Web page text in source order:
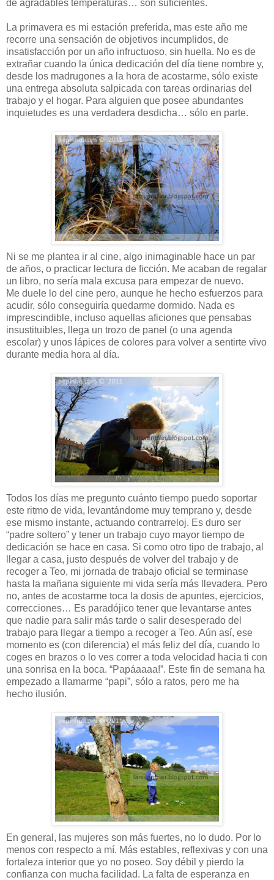
de agradables temperaturas… son suficientes.
La primavera es mi estación preferida, mas este año me
recorre una sensación de objetivos incumplidos, de
insatisfacción por un año infructuoso, sin huella. No es de
extrañar cuando la única dedicación del día tiene nombre y,
desde los madrugones a la hora de acostarme, sólo existe
una entrega absoluta salpicada con tareas ordinarias del
trabajo y el hogar. Para alguien que posee abundantes
inquietudes es una verdadera desdicha… sólo en parte.
Ni se me plantea ir al cine, algo inimaginable hace un par
de años, o practicar lectura de ficción. Me acaban de regalar
un libro, no sería mala excusa para empezar de nuevo.
Me duele lo del cine pero, aunque he hecho esfuerzos para
acudir, sólo conseguiría quedarme dormido. Nada es
imprescindible, incluso aquellas aficiones que pensabas
insustituibles, llega un trozo de panel (o una agenda
escolar) y unos lápices de colores para volver a sentirte vivo
durante media hora al día.
Todos los días me pregunto cuánto tiempo puedo soportar
este ritmo de vida, levantándome muy temprano y, desde
ese mismo instante, actuando contrarreloj. Es duro ser
“padre soltero” y tener un trabajo cuyo mayor tiempo de
dedicación se hace en casa. Si como otro tipo de trabajo, al
llegar a casa, justo después de volver del trabajo y de
recoger a Teo, mi jornada de trabajo oficial se terminase
hasta la mañana siguiente mi vida sería más llevadera. Pero
no, antes de acostarme toca la dosis de apuntes, ejercicios,
correcciones… Es paradójico tener que levantarse antes
que nadie para salir más tarde o salir desesperado del
trabajo para llegar a tiempo a recoger a Teo. Aún así, ese
momento es (con diferencia) el más feliz del día, cuando lo
coges en brazos o lo ves correr a toda velocidad hacia ti con
una sonrisa en la boca. “Papáaaaa!”. Este fin de semana ha
empezado a llamarme “papi”, sólo a ratos, pero me ha
hecho ilusión.
En general, las mujeres son más fuertes, no lo dudo. Por lo
menos con respecto a mí. Más estables, reflexivas y con una
fortaleza interior que yo no poseo. Soy débil y pierdo la
confianza con mucha facilidad. La falta de esperanza en